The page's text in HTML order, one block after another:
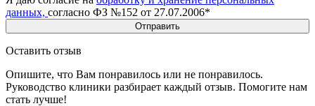
данных, согласно ФЗ №152 от 27.07.2006*
Отправить
Оставить отзыв
Опишите, что Вам понравилось или не понравилось.
Руководство клиники разбирает каждый отзыв. Помогите нам
стать лучше!